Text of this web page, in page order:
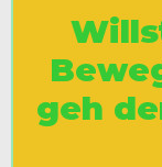
geh